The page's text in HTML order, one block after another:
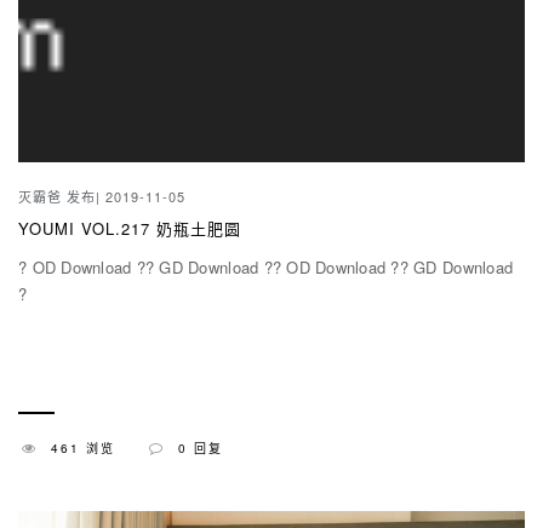
灭霸爸 发布| 2019-11-05
YOUMI VOL.217 奶瓶土肥圆
? OD Download ?? GD Download ?? OD Download ?? GD Download
?
461 浏览 0 回复